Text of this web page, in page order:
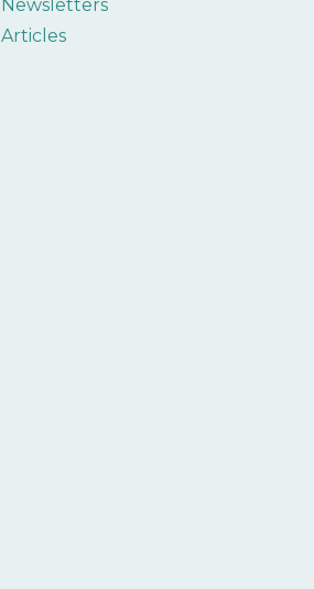
Newsletters
Articles